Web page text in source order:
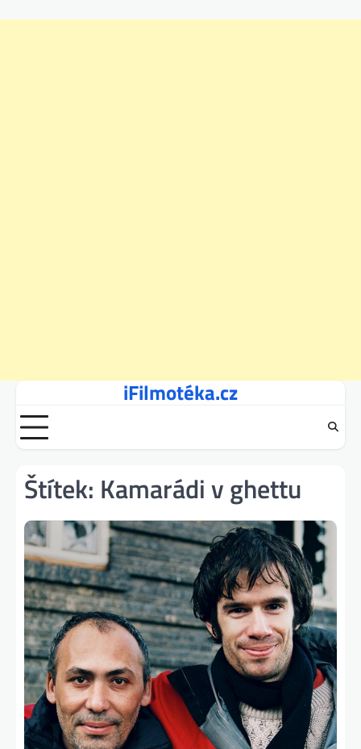
content
iFilmotéka.cz
Štítek: Kamarádi v ghettu